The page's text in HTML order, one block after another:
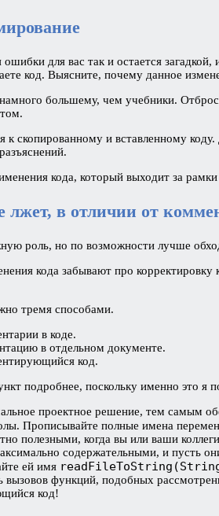
для вас так и остается
код. Выясните, почему данное
большему, чем учебники.
к скопированному и вставленному
кода, который выходит за
лжет, в отличии от
роль, но по возможности лучше
кода забывают про
тремя способами.
в коде.
в отдельном документе.
код.
подробнее, поскольку именно это я
проектное решение, тем самым
Прописывайте полные имена
полезными, когда вы или ваши
содержательными, и пусть
ей имя
вызовов функций, подобных
код!